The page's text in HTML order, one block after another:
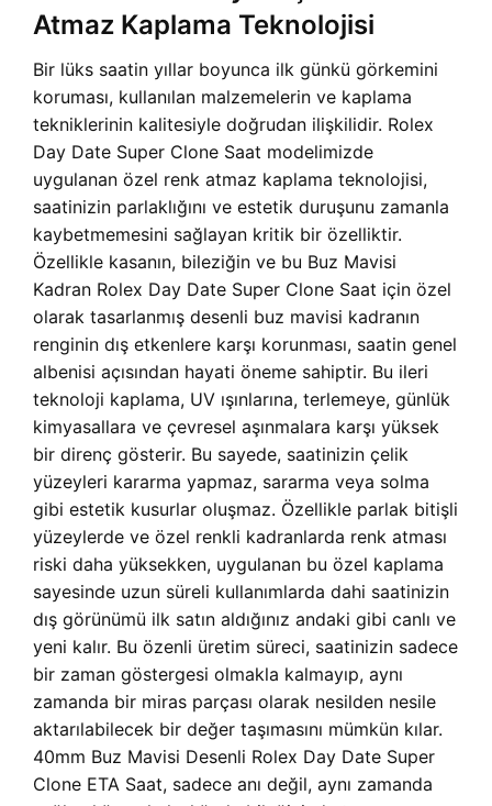
Atmaz Kaplama Teknolojisi
Bir lüks saatin yıllar boyunca ilk günkü görkemini
koruması, kullanılan malzemelerin ve kaplama
tekniklerinin kalitesiyle doğrudan ilişkilidir. Rolex
Day Date Super Clone Saat modelimizde
uygulanan özel renk atmaz kaplama teknolojisi,
saatinizin parlaklığını ve estetik duruşunu zamanla
kaybetmemesini sağlayan kritik bir özelliktir.
Özellikle kasanın, bileziğin ve bu Buz Mavisi
Kadran Rolex Day Date Super Clone Saat için özel
olarak tasarlanmış desenli buz mavisi kadranın
renginin dış etkenlere karşı korunması, saatin genel
albenisi açısından hayati öneme sahiptir. Bu ileri
teknoloji kaplama, UV ışınlarına, terlemeye, günlük
kimyasallara ve çevresel aşınmalara karşı yüksek
bir direnç gösterir. Bu sayede, saatinizin çelik
yüzeyleri kararma yapmaz, sararma veya solma
gibi estetik kusurlar oluşmaz. Özellikle parlak bitişli
yüzeylerde ve özel renkli kadranlarda renk atması
riski daha yüksekken, uygulanan bu özel kaplama
sayesinde uzun süreli kullanımlarda dahi saatinizin
dış görünümü ilk satın aldığınız andaki gibi canlı ve
yeni kalır. Bu özenli üretim süreci, saatinizin sadece
bir zaman göstergesi olmakla kalmayıp, aynı
zamanda bir miras parçası olarak nesilden nesile
aktarılabilecek bir değer taşımasını mümkün kılar.
40mm Buz Mavisi Desenli Rolex Day Date Super
Clone ETA Saat, sadece anı değil, aynı zamanda